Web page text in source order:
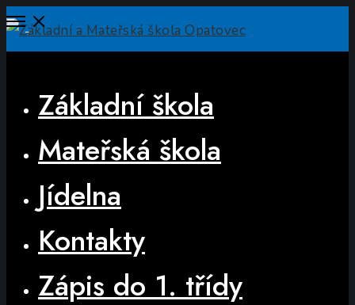
Open
Menu
Základní škola
Mateřská škola
Jídelna
Kontakty
Zápis do 1. třídy